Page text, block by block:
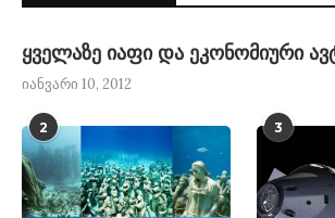
ყველაზე იაფი და ეკონომიური
იანვარი 10, 2012
2 3